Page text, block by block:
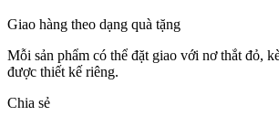
Giao hàng theo dạng quà tặng
Mỗi sản phẩm có thể đặt giao với nơ thắt đỏ,
được thiết kế riêng.
Chia sẻ